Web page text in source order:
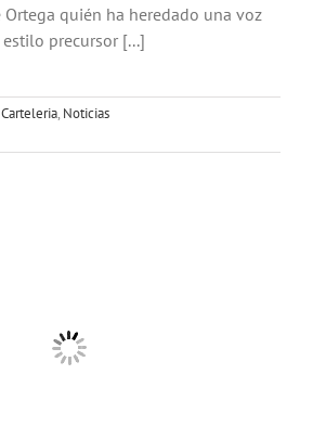
Ortega quién ha heredado una voz
precursor [...]
Carteleria, Noticias